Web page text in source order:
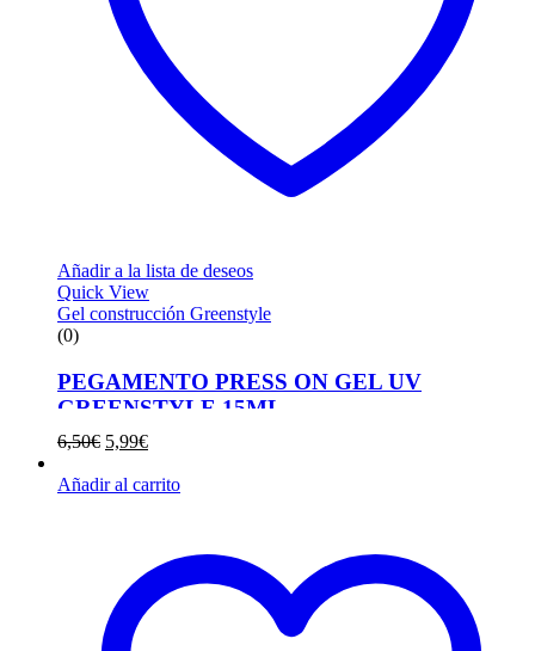
Añadir a la lista de deseos
Quick View
Gel construcción Greenstyle
(0)
PEGAMENTO PRESS ON GEL UV
GREENSTYLE 15ML
6,50€ El
original
5,99€El
actual
Añadir al carrito